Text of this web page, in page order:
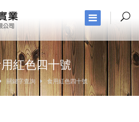
紅色四十號
關鍵字查詢 食用紅色四十號